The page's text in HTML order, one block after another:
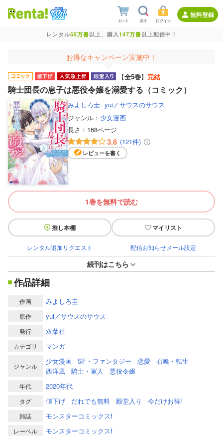
無料登録
レンタル55万冊以上、購入147万冊以上配信中！
お得なキャンペーン実施中！
【全5巻】 完結
騎士団長の息子は悪役令嬢を溺愛する（コミック）
みよしろ圭 yui／サウスのサウス
ジャンル： 少女漫画
長さ： 168ページ
3.6 (121件)
レビューを書く
1巻を無料で読む
推し本棚 マイリスト
レンタル追加リクエスト 配信お知らせメール設定
続刊はこちら
作品詳細
作画 みよしろ圭
原作 yui／サウスのサウス
発行 双葉社
カテゴリ マンガ
ジャンル
少女漫画 SF・ファンタジー 恋愛
召喚・転生
西洋風
騎士・軍人 悪役令嬢
年代 2020年代
タグ 値下げ だれでも無料 殿堂入り 今だけお得!
雑誌 モンスターコミックスf
レーベル モンスターコミックスf